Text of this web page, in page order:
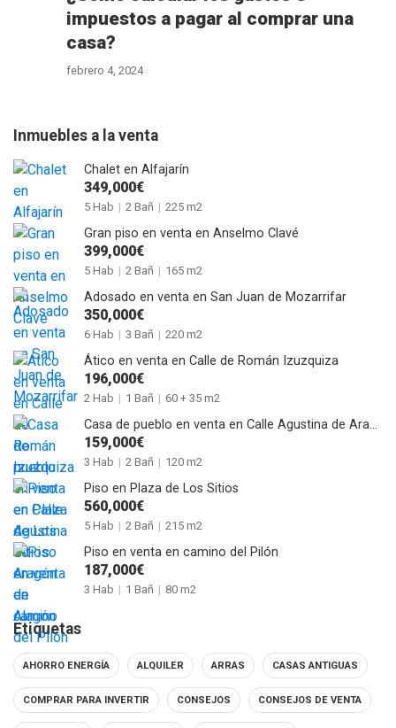
impuestos a pagar al comprar una
casa?
febrero 4, 2024
Inmuebles a la venta
Chalet en Alfajarín
349,000€
5 Hab | 2 Bañ | 225 m2
Gran piso en venta en Anselmo Clavé
399,000€
5 Hab | 2 Bañ | 165 m2
Adosado en venta en San Juan de Mozarrifar
350,000€
6 Hab | 3 Bañ | 220 m2
Ático en venta en Calle de Román Izuzquiza
196,000€
2 Hab | 1 Bañ | 60 + 35 m2
Casa de pueblo en venta en Calle Agustina de Aragón de Alagón
159,000€
3 Hab | 2 Bañ | 120 m2
Piso en Plaza de Los Sitios
560,000€
5 Hab | 2 Bañ | 215 m2
Piso en venta en camino del Pilón
187,000€
3 Hab | 1 Bañ | 80 m2
Etiquetas
AHORRO ENERGÍA ALQUILER ARRAS CASAS ANTIGUAS
COMPRAR PARA INVERTIR CONSEJOS CONSEJOS DE VENTA